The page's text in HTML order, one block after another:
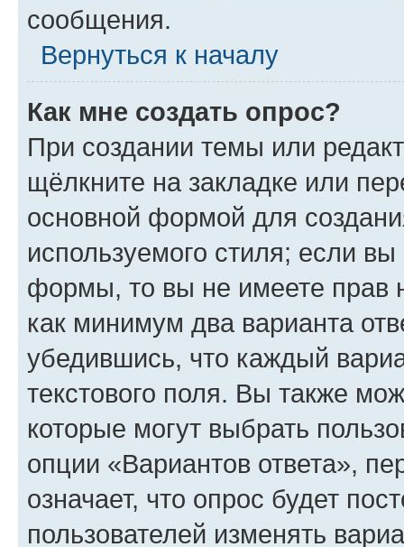
сообщения.
Вернуться к началу
Как мне создать опрос?
При создании темы или
щёлкните на закладке или
основной формой для
используемого стиля; если
формы, то вы не имеете прав
как минимум два варианта
убедившись, что каждый
текстового поля. Вы также
которые могут выбрать
опции «Вариантов ответа»,
означает, что опрос будет
пользователей изменять